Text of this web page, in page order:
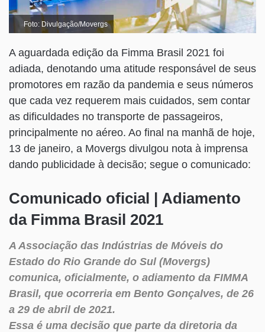
Foto: Divulgação/Movergs
A aguardada edição da Fimma Brasil 2021 foi
adiada, denotando uma atitude responsável de seus
promotores em razão da pandemia e seus números
que cada vez requerem mais cuidados, sem contar
as dificuldades no transporte de passageiros,
principalmente no aéreo. Ao final na manhã de hoje,
13 de janeiro, a Movergs divulgou nota à imprensa
dando publicidade à decisão; segue o comunicado:
Comunicado oficial | Adiamento
da Fimma Brasil 2021
A Associação das Indústrias de Móveis do
Estado do Rio Grande do Sul (Movergs)
comunica, oficialmente, o adiamento da FIMMA
Brasil, que ocorreria em Bento Gonçalves, de 26
a 29 de abril de 2021.
Essa é uma decisão que parte da diretoria da